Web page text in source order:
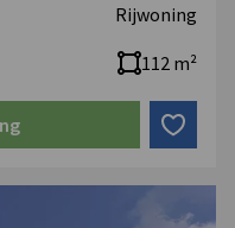
Rijwoning
112 m²